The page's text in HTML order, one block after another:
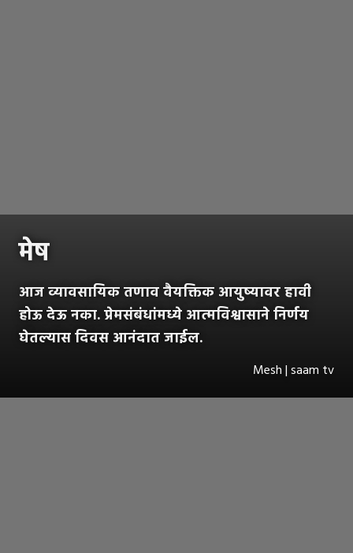
मेष
आज व्यावसायिक तणाव वैयक्तिक आयुष्यावर हावी
होऊ देऊ नका. प्रेमसंबंधांमध्ये आत्मविश्वासाने निर्णय
घेतल्यास दिवस आनंदात जाईल.
Mesh | saam tv